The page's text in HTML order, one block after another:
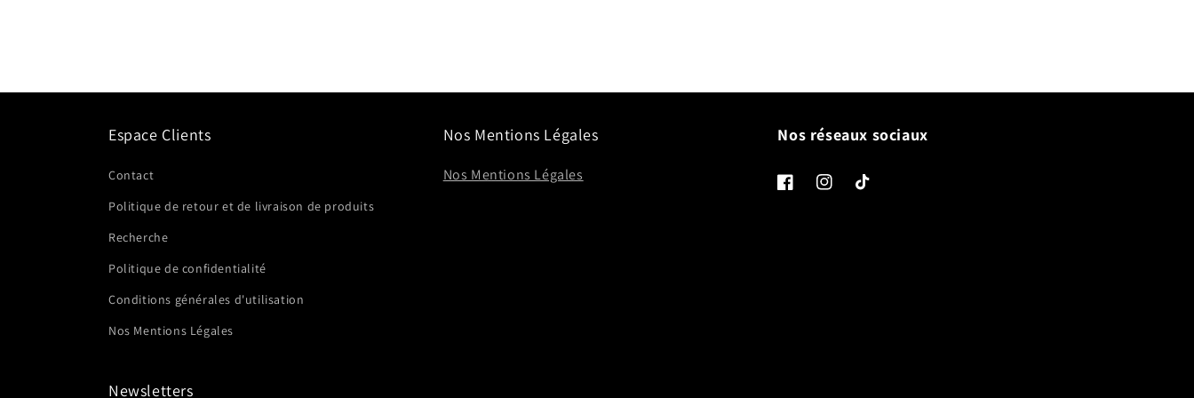
Espace Clients
Contact
Politique de retour et de livraison de produits
Recherche
Politique de confidentialité
Conditions générales d'utilisation
Nos Mentions Légales
Nos Mentions Légales
Nos Mentions Légales
Nos réseaux sociaux
FacebookInstagramTikTok
Newsletters